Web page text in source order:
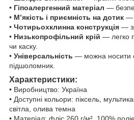
• Гіпоалергенний матеріал —
• М’якість і приємність на дотик —
• Чотирьохклинна конструкція —
• Низькопрофільний крій — легко
чи каску.
• Універсальність — можна носити
підшоломник.
Характеристики:
• Виробництво: Україна
• Доступні кольори: піксель,
світла, олива темна
• Матеріал: фліс 260 г/м², 100%